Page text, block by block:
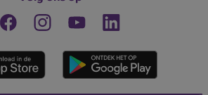
FacebookInstagramOntdek ons YouTube-kanaal
Linkedin